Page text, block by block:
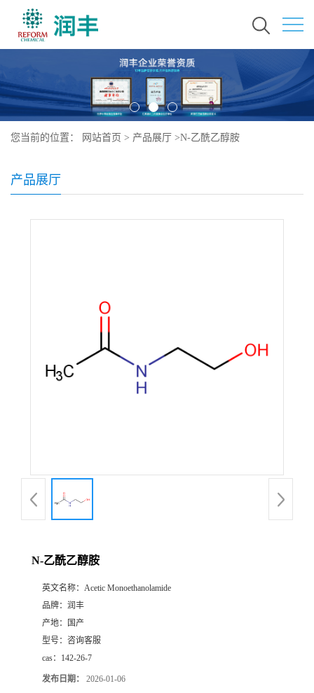
您当前的位置： 网站首页 > 产品展厅 >N-乙酰乙醇胺
产品展厅
N-乙酰乙醇胺
英文名称： Acetic Monoethanolamide
品牌： 润丰
产地：
国产
型号： 咨询客服
cas： 142-26-7
发布日期： 2026-01-06